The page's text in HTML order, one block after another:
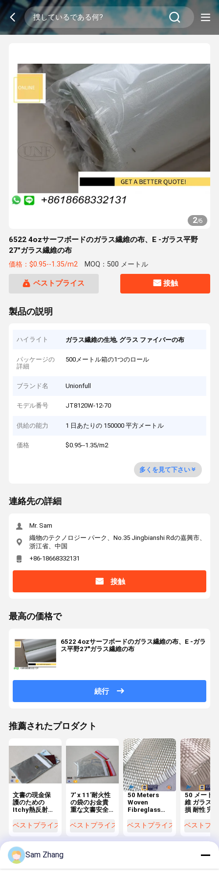
2/6
6522 4ozサーフボードのガラス繊維の布、E -ガラス平野
27"ガラス繊維の布
価格：$0.95--1.35/m2 MOQ：500 メートル
ベストプライス 接触
製品の説明
ハイライト ガラス繊維の生地, グラス ファイバーの布
パッケージの
詳細
500メートル箱の1つのロール
ブランド名 Unionfull
モデル番号 JT8120W-12-70
供給の能力 1 日あたりの 150000 平方メートル
価格 $0.95--1.35/m2
多くを見て下さい
連絡先の詳細
Mr. Sam
織物のテクノロジー パーク、No.35 Jingbianshi Rdの嘉興市、
浙江省、中国
+86-18668332131
接触
最高の価格で
6522 4ozサーフボードのガラス繊維の布、E -ガラ
ス平野27"ガラス繊維の布
続行
推薦されたプロダクト
文書の現金保
護のための
Itchy熱反射ガ
地耐火性袋無
ベストプライス
7' x 11'耐火性
の袋のお金貴
重な文書安全
繊維の生地の
ベストプライス
50 Meters
Woven
Fibreglass
Non Toxic in
ベストプライス
50 メート
維 ガラス
損 耐性 完璧
ベストプ
Sam Zhang